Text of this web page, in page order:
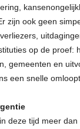
zijn ook geen
op de proef:
gemeenten en
een snelle
deze tijd meer